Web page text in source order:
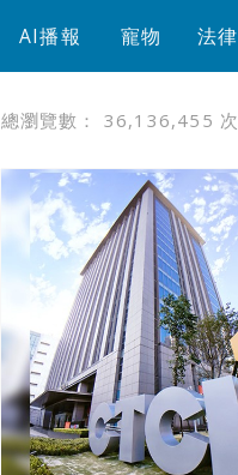
AI播報 寵物 法律
總瀏覽數： 36,136,455 次